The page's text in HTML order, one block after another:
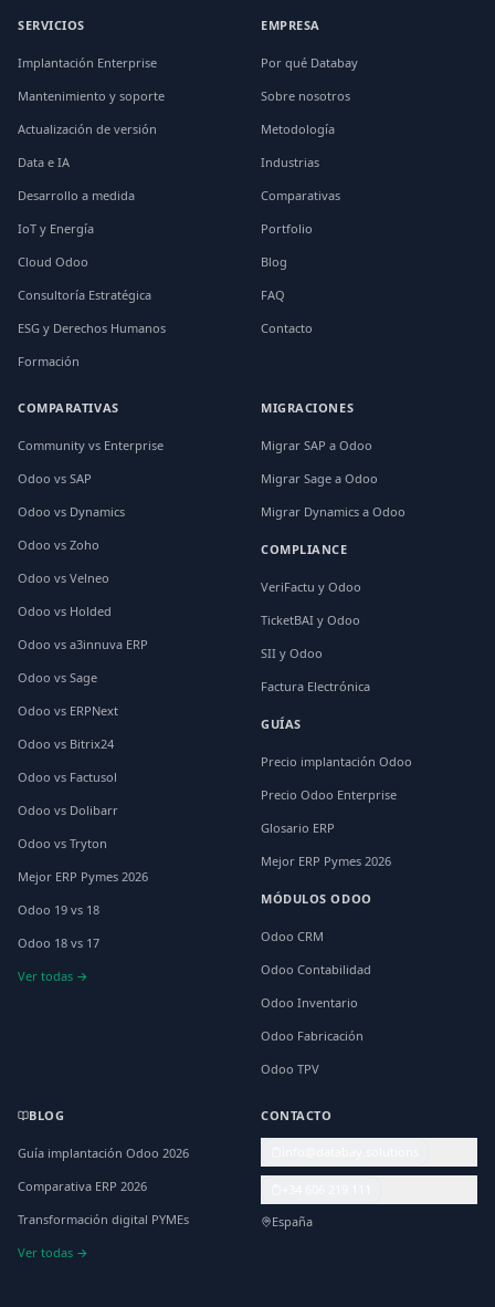
SERVICIOS
Implantación Enterprise
Mantenimiento y soporte
Actualización de versión
Data e IA
Desarrollo a medida
IoT y Energía
Cloud Odoo
Consultoría Estratégica
ESG y Derechos Humanos
Formación
EMPRESA
Por qué Databay
Sobre nosotros
Metodología
Industrias
Comparativas
Portfolio
Blog
FAQ
Contacto
COMPARATIVAS
Community vs Enterprise
Odoo vs SAP
Odoo vs Dynamics
Odoo vs Zoho
Odoo vs Velneo
Odoo vs Holded
Odoo vs a3innuva ERP
Odoo vs Sage
Odoo vs ERPNext
Odoo vs Bitrix24
Odoo vs Factusol
Odoo vs Dolibarr
Odoo vs Tryton
Mejor ERP Pymes 2026
Odoo 19 vs 18
Odoo 18 vs 17
Ver todas →
MIGRACIONES
Migrar SAP a Odoo
Migrar Sage a Odoo
Migrar Dynamics a Odoo
COMPLIANCE
VeriFactu y Odoo
TicketBAI y Odoo
SII y Odoo
Factura Electrónica
GUÍAS
Precio implantación Odoo
Precio Odoo Enterprise
Glosario ERP
Mejor ERP Pymes 2026
MÓDULOS ODOO
Odoo CRM
Odoo Contabilidad
Odoo Inventario
Odoo Fabricación
Odoo TPV
BLOG
Guía implantación Odoo 2026
Comparativa ERP 2026
Transformación digital PYMEs
Ver todas →
CONTACTO
España